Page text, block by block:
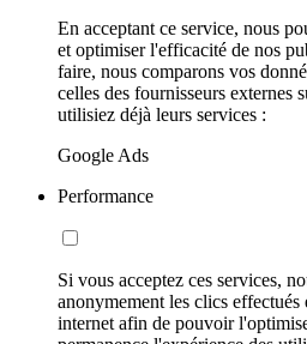
En acceptant ce service, nous
et optimiser l'efficacité de nos
faire, nous comparons vos
celles des fournisseurs externes
utilisiez déjà leurs services :
Google Ads
Performance
Si vous acceptez ces services,
anonymement les clics
internet afin de pouvoir